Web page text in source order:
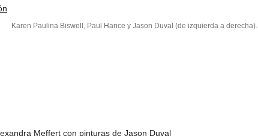
Karen Paulina Biswell, Paul Hance y Jason Duval (de izquierda a derecha).